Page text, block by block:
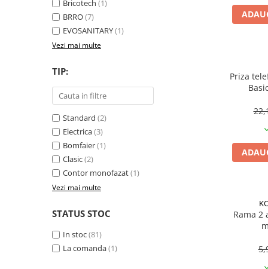
Sarma constructii
Scule, unelte si masini
Sfoara si franghii
Suruburi, dibluri si accesorii
Corpuri de iluminat
Aplice si plafoniere
Lustre si pendule
Accesorii corpuri de iluminat
Proiectoare
Bricotech (1)
BRRO(7)
EVOSANITARY(1)
Vezi mai multe
TIP:
Standard (2)
Electrica(3)
Bomfaier(1)
Clasic(2)
Contor monofazat(1)
Vezi mai multe
STATUS STOC
In stoc(81)
La comanda(1)
Priza
Rama 2